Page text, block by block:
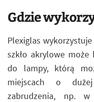
Gdzie
Plexiglas
szkło akrylowe
do lampy, którą
miejscach o
zabrudzenia, np.